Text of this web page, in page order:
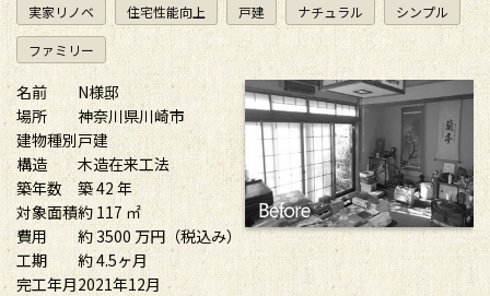
実家リノベ 住宅性能向上 戸建 ナチュラル シンプル
ファミリー
名前
N様邸
場所
神奈川県川崎市
建物種別戸建
構造
木造在来工法
築年数
築 42 年
対象面積約 117 ㎡
費用
約 3500 万円（税込み）
工期
約 4.5ヶ月
完工年月2021年12月